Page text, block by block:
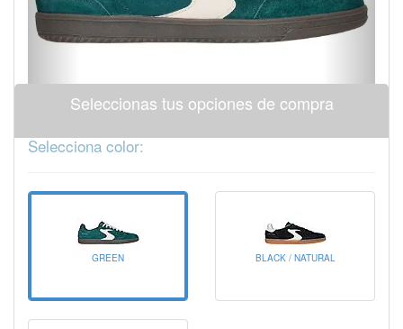
Seleccionas tus opciones de compra
Selecciona color:
GREEN BLACK / NATURAL